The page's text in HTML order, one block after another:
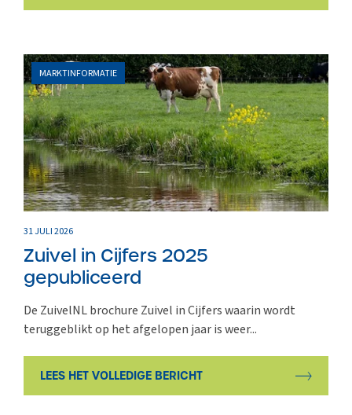
MARKTINFORMATIE
31 JULI 2026
Zuivel in Cijfers 2025
gepubliceerd
De ZuivelNL brochure Zuivel in Cijfers waarin wordt
teruggeblikt op het afgelopen jaar is weer...
LEES HET VOLLEDIGE BERICHT